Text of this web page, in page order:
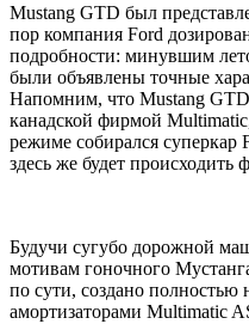
Mustang GTD был
пор компания Ford
подробности: минувшим
были объявлены точные
Напомним, что Mustang GTD
канадской фирмой
режиме собирался суперкар
здесь же будет происходить
Будучи сугубо дорожной
мотивам гоночного
по сути, создано
амортизаторами Multimatic